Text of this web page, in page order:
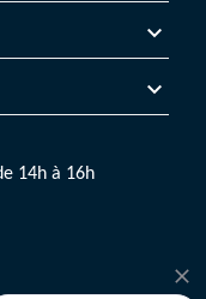
14h à 16h